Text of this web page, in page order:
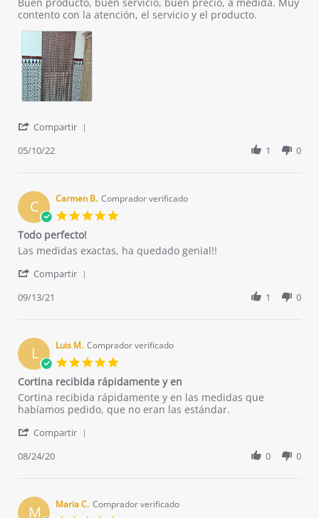
by
10
May
2022
stating
experiencia
magnífica
contento con la atención, el servicio y el producto.
Compartir
on
10
May
05/10/22 1 0
C Carmen B. Comprador verificado
Todo perfecto!
Review
Carmen
on
review
Todo
Las medidas exactas, ha quedado genial!!
Compartir
on
13
Sep
2021
09/13/21 1 0
L Luis M. Comprador verificado
rating
Cortina recibida rápidamente y en
Review
by
M.
24
review
stating
recibida
y
Cortina recibida rápidamente y en las medidas que
habíamos pedido, que no eran las estándar.
Compartir
on
08/24/20 0 0
M Maria C. Comprador verificado